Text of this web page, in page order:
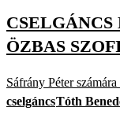
ÖZBAS
Sáfrány Péter
cselgáncsTóth